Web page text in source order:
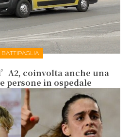
BATTIPAGLIA
coinvolta anche una
persone in ospedale